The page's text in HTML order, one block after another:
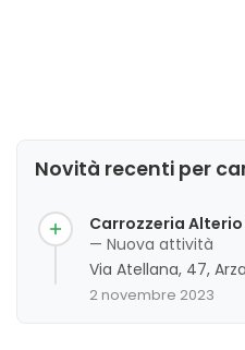
Novità recenti per
Carrozzeria Alterio
— Nuova attività
Via Atellana, 47,
2 novembre 2023